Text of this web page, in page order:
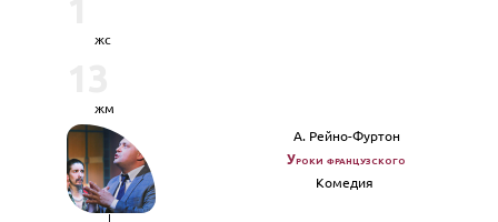
жс
жм
А. Рейно-Фуртон
Уроки французского
Комедия